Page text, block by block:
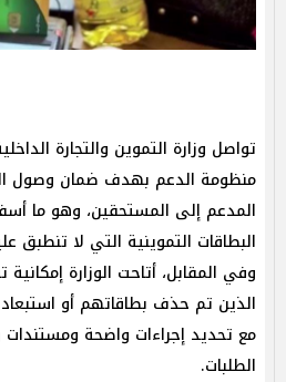
تواصل وزارة التموين والتجارة
منظومة الدعم بهدف ضمان وصول
المدعم إلى المستحقين، وهو ما
البطاقات التموينية التي لا تنطبق
وفي المقابل، أتاحت الوزارة
الذين تم حذف بطاقاتهم أو استبعاد
مع تحديد إجراءات واضحة
الطلبات.